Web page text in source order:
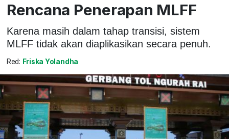
Rencana Penerapan MLFF
Karena masih dalam tahap transisi, sistem
MLFF tidak akan diaplikasikan secara penuh.
Red: Friska Yolandha